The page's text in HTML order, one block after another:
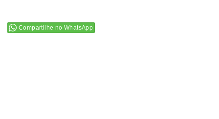
Compartilhe no WhatsApp